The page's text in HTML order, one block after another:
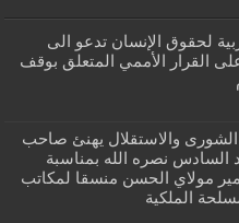
لحقوق الإنسان تدعو الى
القرار الأممي المتعلق بوقف
الشورى والاستقلال يهنئ صاحب
السادس نصره الله بمناسبة
مولاي الحسن منسقا لمكاتب
الملكية